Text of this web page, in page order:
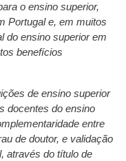
o ensino superior,
Portugal e, em muitos
do ensino superior em
benefícios
de ensino superior
docentes do ensino
entre
de doutor, e validação
através do título de